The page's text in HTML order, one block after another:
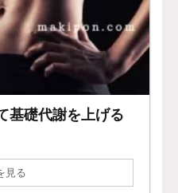
基礎代謝を上げる
見る